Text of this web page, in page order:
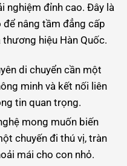
nghiệm đỉnh cao. Đây là
nâng tầm đẳng cấp
hiệu Hàn Quốc.
di chuyển cần một
minh và kết nối liên
tin quan trọng.
mong muốn biến
chuyến đi thú vị, tràn
mái cho con nhỏ.